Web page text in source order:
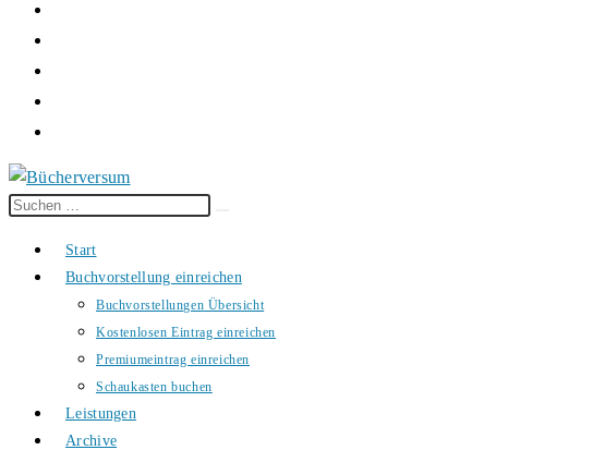
Diese
durchsuchen
Start
Buchvorstellung einreichen
Buchvorstellungen Übersicht
Kostenlosen Eintrag einreichen
Premiumeintrag einreichen
Schaukasten buchen
Leistungen
Archive